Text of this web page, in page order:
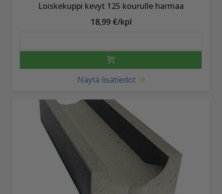
Loiskekuppi kevyt 125 kourulle harmaa
18,99 €/kpl
Näytä lisätiedot